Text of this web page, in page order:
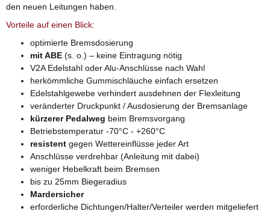
den neuen Leitungen haben.
Vorteile auf einen Blick:
optimierte Bremsdosierung
mit ABE (s. o.) – keine Eintragung nötig
V2A Edelstahl oder Alu-Anschlüsse nach Wahl
herkömmliche Gummischläuche einfach ersetzen
Edelstahlgewebe verhindert ausdehnen der Flexleitung
veränderter Druckpunkt / Ausdosierung der Bremsanlage
kürzerer Pedalweg beim Bremsvorgang
Betriebstemperatur -70°C - +260°C
resistent gegen Wettereinflüsse jeder Art
Anschlüsse verdrehbar (Anleitung mit dabei)
weniger Hebelkraft beim Bremsen
bis zu 25mm Biegeradius
Mardersicher
erforderliche Dichtungen/Halter/Verteiler werden mitgeliefert